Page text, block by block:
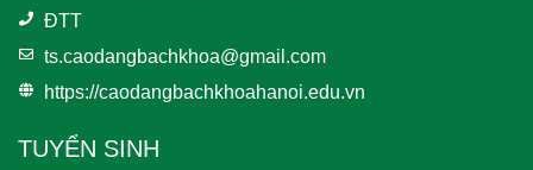
ĐTT
ts.caodangbachkhoa@gmail.com
https://caodangbachkhoahanoi.edu.vn
TUYỂN SINH